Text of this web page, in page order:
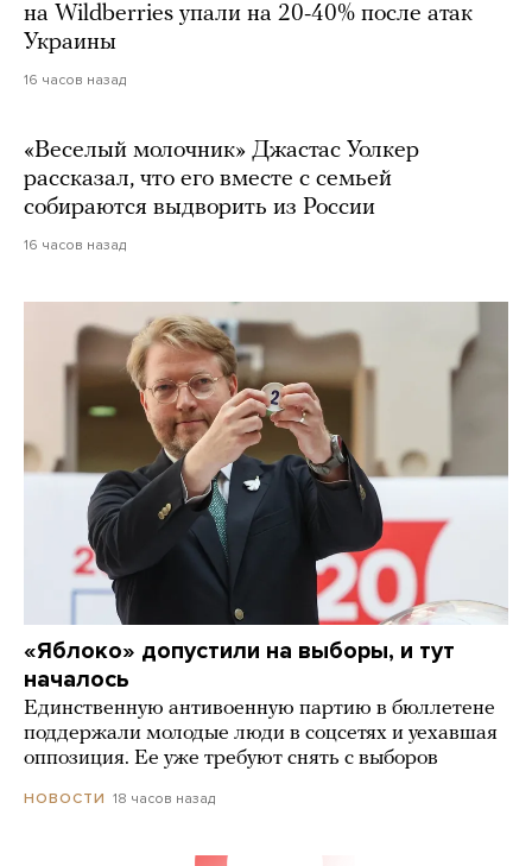
на Wildberries упали на 20-40% после атак
Украины
16 часов назад
«Веселый молочник» Джастас Уолкер
рассказал, что его вместе с семьей
собираются выдворить из России
16 часов назад
«Яблоко» допустили на выборы, и тут
началось
Единственную антивоенную партию в бюллетене
поддержали молодые люди в соцсетях и уехавшая
оппозиция. Ее уже требуют снять с выборов
НОВОСТИ 18 часов назад